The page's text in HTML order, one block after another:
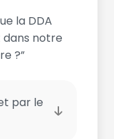
la DDA
notre
?”
par le